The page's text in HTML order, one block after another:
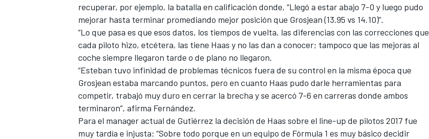
FÓRMULA E
recuperar, por ejemplo, la batalla en calificación donde, “Llegó a estar abajo 7-0 y luego pudo
mejorar hasta terminar promediando mejor posición que Grosjean (13.95 vs 14.10)”.
“Lo que pasa es que esos datos, los tiempos de vuelta, las diferencias con las correcciones que
cada piloto hizo, etcétera, las tiene Haas y no las dan a conocer; tampoco que las mejoras al
coche siempre llegaron tarde o de plano no llegaron.
“Esteban tuvo infinidad de problemas técnicos fuera de su control en la misma época que
Grosjean estaba marcando puntos, pero en cuanto Haas pudo darle herramientas para
competir, trabajó muy duro en cerrar la brecha y se acercó 7-6 en carreras donde ambos
terminaron”, afirma Fernández.
Para el manager actual de Gutiérrez la decisión de Haas sobre el line-up de pilotos 2017 fue
muy tardía e injusta: “Sobre todo porque en un equipo de Fórmula 1 es muy básico decidir